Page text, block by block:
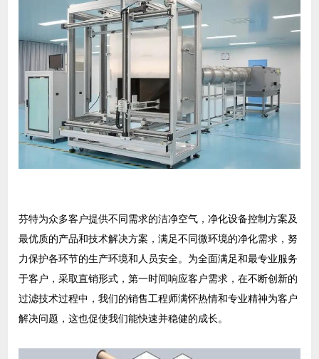
芬特为众多客户提供不同需求的洁净空气，净化设备控制方案及
最优质的产品和技术解决方案，满足不同微环境的净化需求，努
力保护各环节的生产环境和人员安全。 为全面满足和最专业服务
于客户，采取直销形式，第一时间响应客户需求，在不断创新的
过滤技术过程中，我们的销售工程师满怀热情和专业精神为客户
解决问题，这也促使我们能快速并稳健的成长。